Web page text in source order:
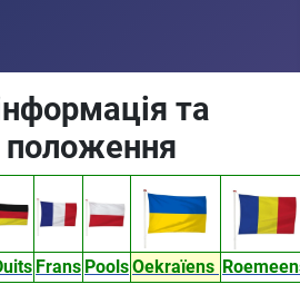
та
положення
Frans PoolsOekraïens